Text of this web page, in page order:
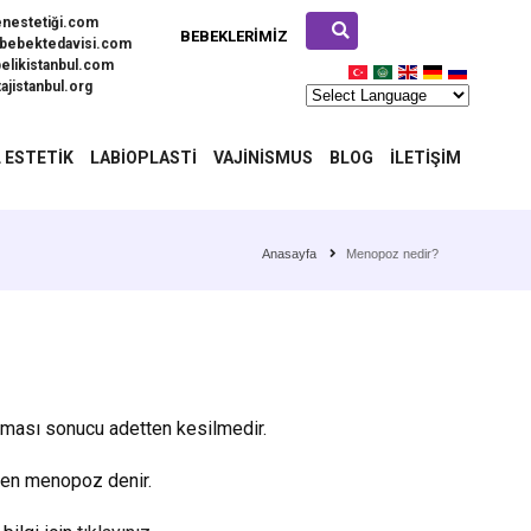
BEBEKLERIMIZ
ESTETIK LABIOPLASTI VAJINISMUS BLOG İLETIŞIM
Anasayfa Menopoz nedir?
sonucu adetten kesilmedir.
menopoz denir.